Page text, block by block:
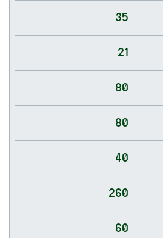
35
21
80
80
40
260
60